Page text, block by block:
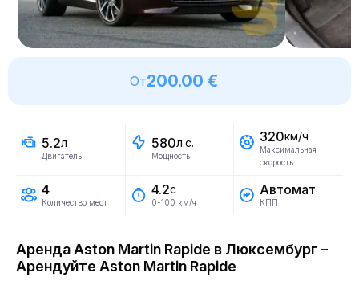
От200.00 €
5.2л
Двигатель
580л.с.
Мощность
320км/ч
Максимальная
скорость
4
Количество мест
4.2с
0-100 км/ч
Автомат
КПП
Аренда Aston Martin Rapide в Люксембург –
Арендуйте Aston Martin Rapide